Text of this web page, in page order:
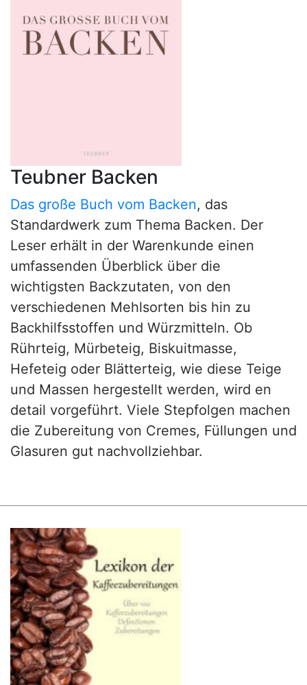
Teubner Backen
Das große Buch vom Backen, das
Standardwerk zum Thema Backen. Der
Leser erhält in der Warenkunde einen
umfassenden Überblick über die
wichtigsten Backzutaten, von den
verschiedenen Mehlsorten bis hin zu
Backhilfsstoffen und Würzmitteln. Ob
Rührteig, Mürbeteig, Biskuitmasse,
Hefeteig oder Blätterteig, wie diese Teige
und Massen hergestellt werden, wird en
detail vorgeführt. Viele Stepfolgen machen
die Zubereitung von Cremes, Füllungen und
Glasuren gut nachvollziehbar.